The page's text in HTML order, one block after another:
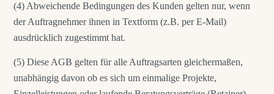
(4) Abweichende Bedingungen des Kunden gelten nur, wenn
der Auftragnehmer ihnen in Textform (z.B. per E-Mail)
ausdrücklich zugestimmt hat.
(5) Diese AGB gelten für alle Auftragsarten gleichermaßen,
unabhängig davon ob es sich um einmalige Projekte,